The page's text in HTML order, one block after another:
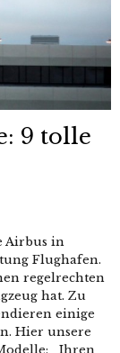
9 tolle
Airbus in
Flughafen.
regelrechten
hat. Zu
einige
Hier unsere